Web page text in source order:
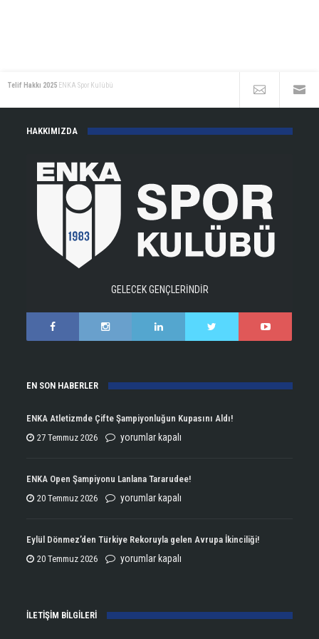
Telif Hakkı 2025 ENKA Spor Kulübü
HAKKIMIZDA
GELECEK GENÇLERİNDİR
EN SON HABERLER
ENKA Atletizmde Çifte Şampiyonluğun Kupasını Aldı!
27 Temmuz 2026
ENKA
Çifte
Şampiyonluğun
yorumlar kapalı
ENKA Open Şampiyonu Lanlana Tararudee!
20 Temmuz 2026
ENKA
Şampiyonu
Lanlana
yorumlar kapalı
Eylül Dönmez’den Türkiye Rekoruyla gelen Avrupa İkinciliği!
20 Temmuz 2026
Eylül
Rekoruyla
yorumlar kapalı
İLETİŞİM BİLGİLERİ